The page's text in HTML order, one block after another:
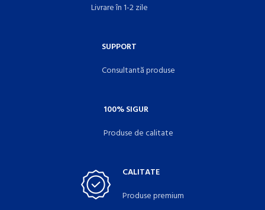
Livrare în 1-2 zile
SUPPORT
Consultantă produse
100% SIGUR
Produse de calitate
CALITATE
Produse premium